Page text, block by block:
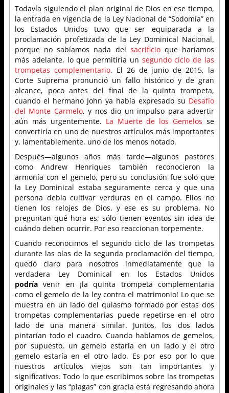
Todavía siguiendo el plan original de Dios en ese tiempo,
la entrada en vigencia de la Ley Nacional de “Sodomía” en
los Estados Unidos tuvo que ser equiparada a la
proclamación profetizada de la Ley Dominical Nacional,
porque no sabíamos nada del sacrificioque haríamos
más adelante, lo que permitiría un segundo ciclo de las
trompetas complementario. El 26 de junio de 2015, la
Corte Suprema pronunció un fallo histórico y de gran
alcance, poco antes del final de la quinta trompeta,
cuando el hermano John ya había expresado su Desafío
del Monte Carmelo, y nos dio un impulso para advertir
aún más urgentemente. La Muerte de los Gemelos se
convertiría en uno de nuestros artículos más importantes
y, lamentablemente, uno de los menos notado.
Después—algunos años más tarde—algunos pastores
como Andrew Henriques también reconocieron la
armonía con el gemelo, pero su conclusión fue solo que
la Ley Dominical estaba seguramente cerca y que una
persona debía cultivar verduras en el campo. Ellos no
tienen los relojes de Dios, y ese es su problema. No
preguntan qué hora es; sólo tienen eventos sin idea de
cuándo deben ocurrir. Por eso reaccionan torpemente.
Cuando reconocimos el segundo ciclo de las trompetas
durante las olas de la segunda proclamación del tiempo,
quedó claro para nosotros inmediatamente que la
verdadera Ley Dominical en los Estados Unidos
podría venir en ¡la quinta trompeta complementaria
como el gemelo de la ley contra el matrimonio! Lo que se
muestra en un lado del quiasmo formado por estas dos
trompetas complementarias puede repetirse en el otro
lado de una manera similar. Juntos, los dos lados
pintarían todo el cuadro. Cuando hablamos de gemelos,
por supuesto, un gemelo estaría en un lado y el otro
gemelo estaría en el otro lado. Es por eso por lo que
nuestros artículos viejos son tan importantes y
significativos. Todo lo que escribimos sobre las trompetas
originales y las “plagas” con gracia está regresando ahora